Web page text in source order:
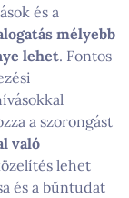
és a
mélyebb
lehet. Fontos
a szorongást
való
lehet
és a bűntudat